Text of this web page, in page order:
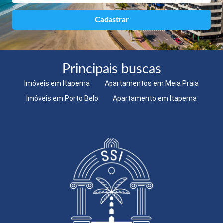
Principais buscas
Imóveis em Itapema
Apartamentos em Meia Praia
Imóveis em Porto Belo
Apartamento em Itapema